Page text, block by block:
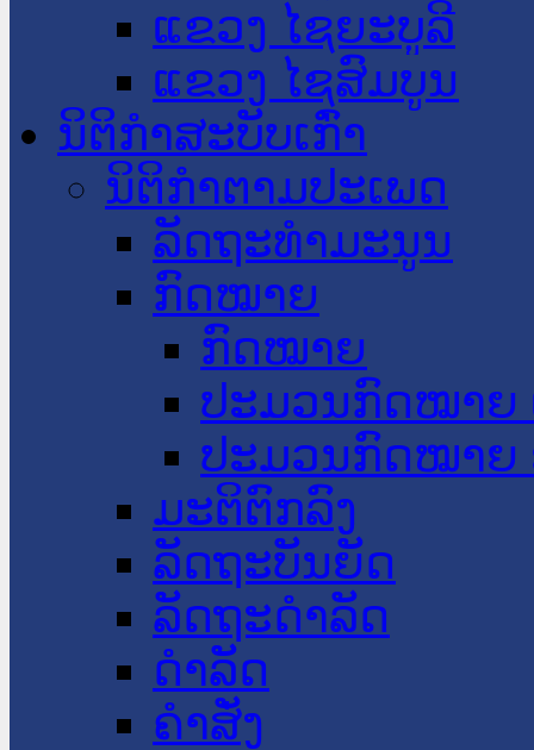
ແຂວງ ໄຊຍະບູລີ
ແຂວງ ໄຊສົມບູນ
ນິຕິກໍາສະບັບເກົ່າ
ນິຕິກຳຕາມປະເພດ
ລັດຖະທໍາມະນູນ
ກົດໝາຍ
ກົດໝາຍ
ປະມວນກົດໝາຍ
ປະມວນກົດໝາຍ
ມະຕິຕົກລົງ
ລັດຖະບັນຍັດ
ລັດຖະດໍາລັດ
ດໍາລັດ
ຄໍາສັ່ງ